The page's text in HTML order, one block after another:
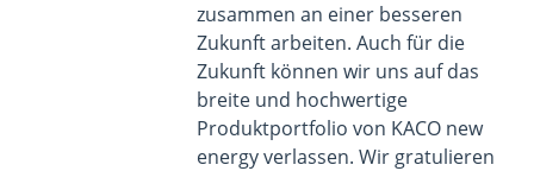
zusammen an einer besseren
Zukunft arbeiten. Auch für die
Zukunft können wir uns auf das
breite und hochwertige
Produktportfolio von KACO new
energy verlassen. Wir gratulieren